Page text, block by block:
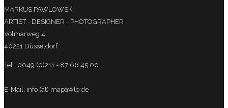
MARKUS PAWLOWSKI
ARTIST - DESIGNER - PHOTOGRAPHER
Volmarweg 4
40221 Düsseldorf
Tel.: 0049 (0)211 - 87 66 45 00
E-Mail: info (ät) mapawlo.de